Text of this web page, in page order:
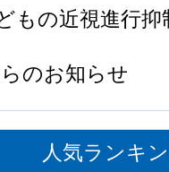
もの近視進行抑
のお知らせ
人気ランキ